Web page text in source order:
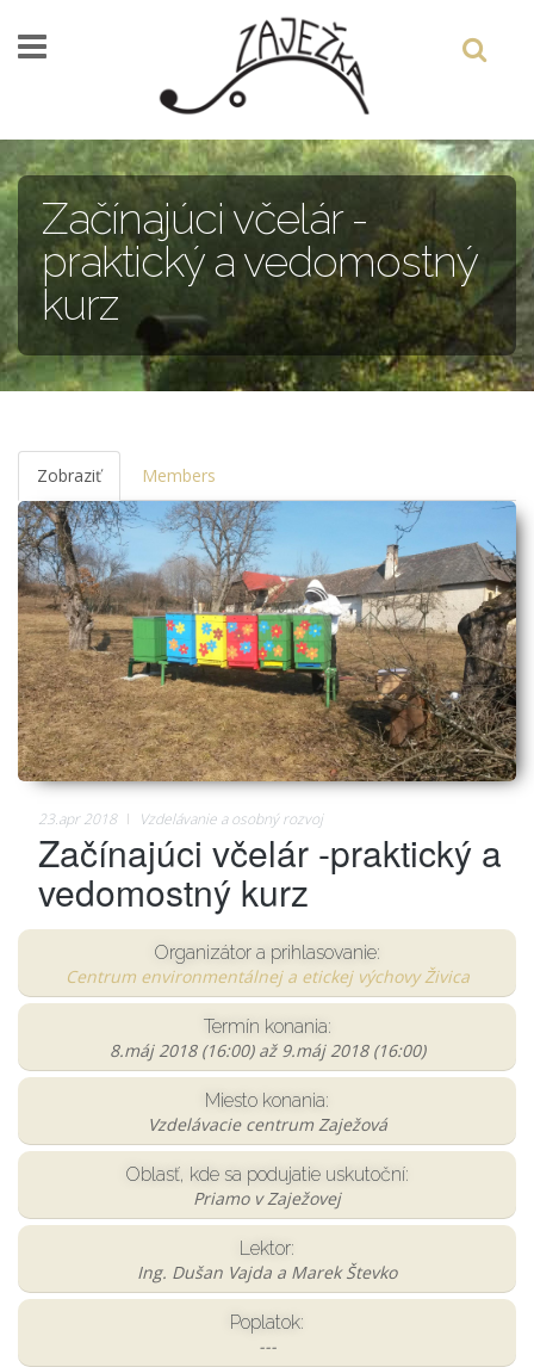
Začínajúci včelár -
praktický a vedomostný
kurz
Zobraziť(aktívna
karta)
Members
23.apr 2018 Vzdelávanie a osobný rozvoj
Začínajúci včelár -praktický a
vedomostný kurz
Organizátor a prihlasovanie:
Centrum environmentálnej a etickej výchovy Živica
Termín konania:
8.máj 2018 (16:00)až 9.máj 2018 (16:00)
Miesto konania:
Vzdelávacie centrum Zaježová
Oblasť, kde sa podujatie uskutoční:
Priamo v Zaježovej
Lektor:
Ing. Dušan Vajda a Marek Števko
Poplatok:
---